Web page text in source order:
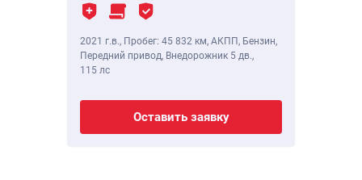
2021 г.в., Пробег: 45 832 км, АКПП, Бензин,
Передний привод, Внедорожник 5 дв.,
115 лс
Оставить заявку